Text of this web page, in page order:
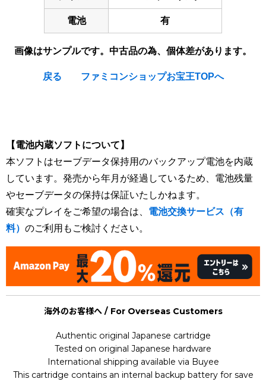
電池 有
画像はサンプルです。中古品の為、個体差があります。
戻る ファミコンショップお宝王TOPへ
【電池内蔵ソフトについて】
本ソフトはセーブデータ保持用のバックアップ電池を内蔵
しています。発売から年月が経過しているため、電池残量
やセーブデータの保持は保証いたしかねます。
確実なプレイをご希望の場合は、 電池交換サービス（有
料） のご利用もご検討ください。
海外のお客様へ / For Overseas Customers
Authentic original Japanese cartridge
Tested on original Japanese hardware
International shipping available via Buyee
This cartridge contains an internal backup battery for save